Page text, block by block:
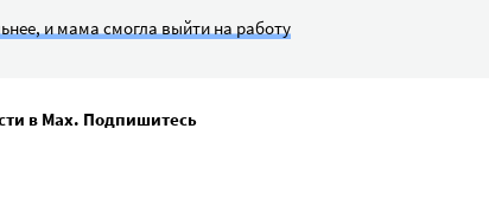
и мама смогла выйти на работу
в Max. Подпишитесь